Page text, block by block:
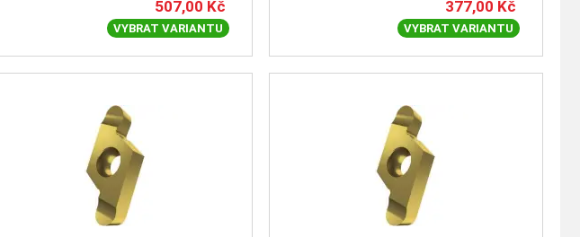
507,00 Kč
VYBRAT VARIANTU
377,00 Kč
VYBRAT VARIANTU